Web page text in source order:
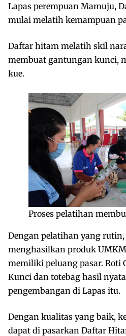
Lapas perempuan Mamuju,
mulai melatih kemampuan
Daftar hitam melatih skil
membuat gantungan kunci,
kue.
Proses pelatihan
Dengan pelatihan yang
menghasilkan produk
memiliki peluang pasar. Roti
Kunci dan totebag hasil
pengembangan di Lapas itu.
Dengan kualitas yang baik,
dapat di pasarkan Daftar